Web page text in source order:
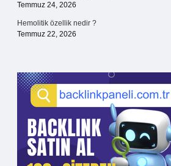
Temmuz 24, 2026
Hemolitik özellik nedir ?
Temmuz 22, 2026